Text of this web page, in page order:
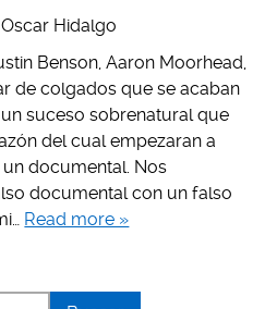
Oscar Hidalgo
Benson, Aaron Moorhead,
de colgados que se acaban
suceso sobrenatural que
del cual empezaran a
documental. Nos
documental con un falso
Read more »